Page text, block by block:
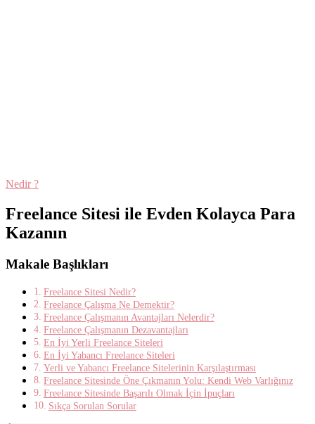
Nedir ?
Freelance Sitesi ile Evden Kolayca Para
Kazanın
Makale Başlıkları
Freelance Sitesi Nedir?
Freelance Çalışma Ne Demektir?
Freelance Çalışmanın Avantajları Nelerdir?
Freelance Çalışmanın Dezavantajları
En İyi Yerli Freelance Siteleri
En İyi Yabancı Freelance Siteleri
Yerli ve Yabancı Freelance Sitelerinin Karşılaştırması
Freelance Sitesinde Öne Çıkmanın Yolu: Kendi Web Varlığınız
Freelance Sitesinde Başarılı Olmak İçin İpuçları
Sıkça Sorulan Sorular